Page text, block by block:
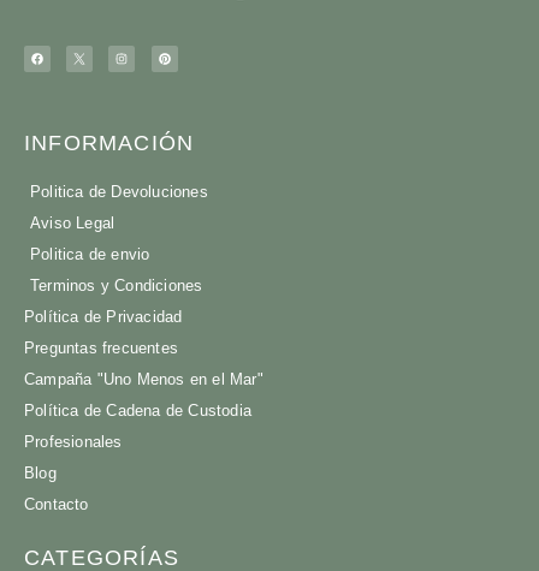
INFORMACIÓN
Politica de Devoluciones
Aviso Legal
Politica de envio
Terminos y Condiciones
Política de Privacidad
Preguntas frecuentes
Campaña "Uno Menos en el Mar"
Política de Cadena de Custodia
Profesionales
Blog
Contacto
CATEGORÍAS